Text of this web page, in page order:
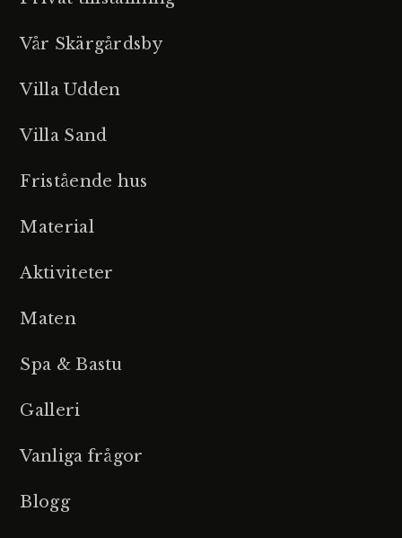
Vår Skärgårdsby
Villa Udden
Villa Sand
Fristående hus
Material
Aktiviteter
Maten
Spa & Bastu
Galleri
Vanliga frågor
Blogg